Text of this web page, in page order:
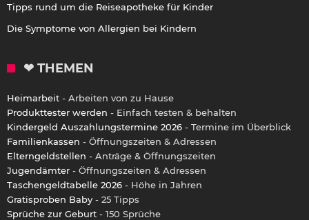
Tipps rund um die Reiseapotheke für Kinder
Die Symptome von Allergien bei Kindern
❤ THEMEN
Heimarbeit - Arbeiten von zu Hause
Produkttester werden - Einfach testen & behalten
Kindergeld Auszahlungstermine 2026 - Termine im Überblick
Familienkassen - Öffnungszeiten & Adressen
Elterngeldstellen - Anträge & Öffnungszeiten
Jugendämter - Öffnungszeiten & Adressen
Taschengeldtabelle 2026 - Höhe in Jahren
Gratisproben Baby - 25 Tipps
Sprüche zur Geburt - 150 Sprüche